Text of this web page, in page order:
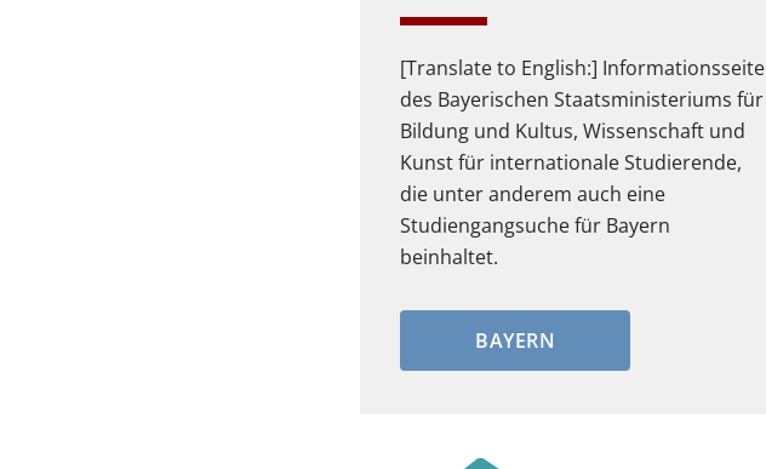
[Translate to English:] Informationsseite
des Bayerischen Staatsministeriums für
Bildung und Kultus, Wissenschaft und
Kunst für internationale Studierende,
die unter anderem auch eine
Studiengangsuche für Bayern
beinhaltet.
BAYERN